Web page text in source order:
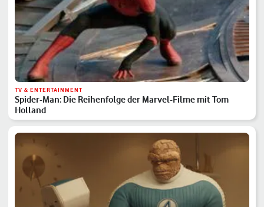
TV & ENTERTAINMENT
Spider-Man: Die Reihenfolge der Marvel-Filme mit Tom
Holland